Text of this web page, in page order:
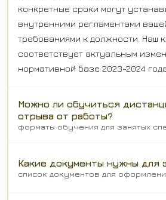
конкретные сроки могут
внутренними регламентами
требованиями к должности. Наш
соответствует актуальным
нормативной базе 2023-2024
Можно ли обучиться
отрыва от работы?
форматы обучения для занятых
Какие документы нужны для
список документов для